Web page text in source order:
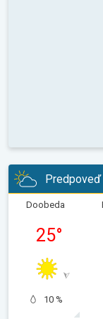
Predpoveď
Doobeda
25°
10 %